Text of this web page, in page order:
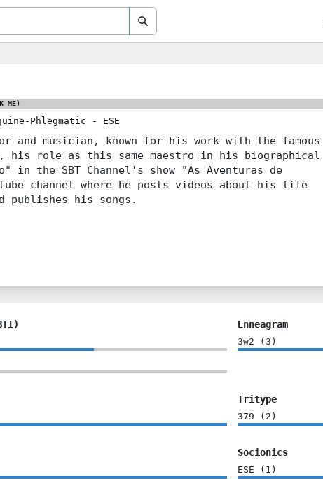
ME)
Phlegmatic - ESE
and musician, known for his work with the famous
his role as this same maestro in his biographical
the SBT Channel's show "As Aventuras de
channel where he posts videos about his life
publishes his songs.
Enneagram
3w2 ( 3 )
Tritype
379 ( 2 )
Socionics
ESE ( 1 )